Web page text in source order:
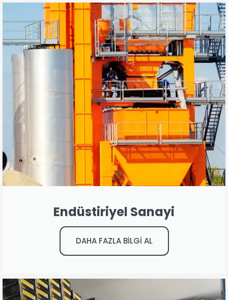
Endüstiriyel Sanayi
DAHA FAZLA BİLGİ AL